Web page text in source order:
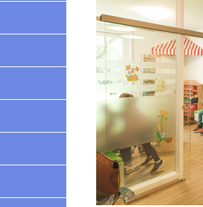
Impfsicherheit
Häufige Fragen
Recht auf Impfung
Notdienste
Empfehlungen
Hörlexikon
Material zu den